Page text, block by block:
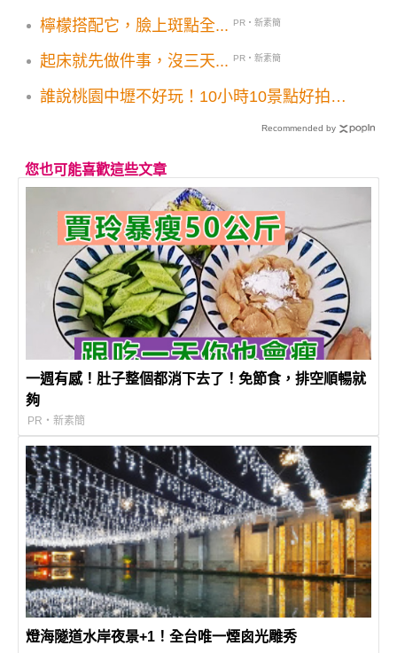
檸檬搭配它，臉上斑點全...
PR・新素簡
起床就先做件事，沒三天... PR・新素簡
誰說桃園中壢不好玩！10小時10景點好拍好
Recommended by
您也可能喜歡這些文章
一週有感！肚子整個都消下去了！免節食，排空順暢就
夠
PR・新素簡
燈海隧道水岸夜景+1！全台唯一煙囪光雕秀